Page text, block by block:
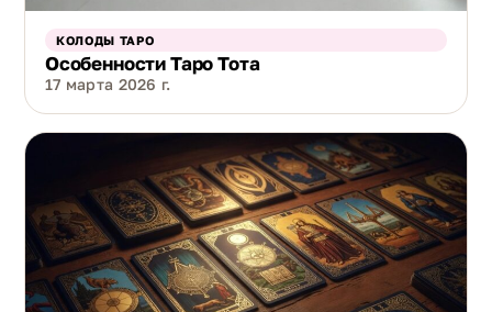
КОЛОДЫ ТАРО
Особенности Таро Тота
17 марта 2026 г.